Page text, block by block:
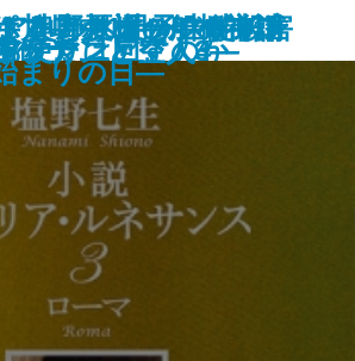
川崎中1男子生徒殺害
て―クトゥルー神話
をとり返せ―ロンド
骨董捜査班―
なたは回すのか
奥野夏樹のデザイン
伝
・ルネサンス3―ロ
・マニア
ラテ
コアポコ―船橋市消
まりの日―
便り
ソナンと空人3―
ソナンと空人4―